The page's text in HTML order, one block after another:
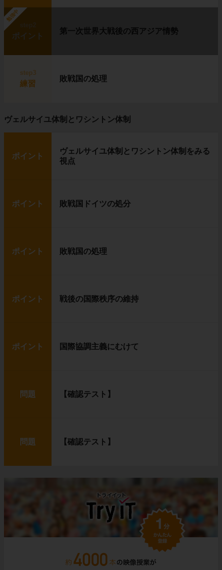
勉強中
ポイント
第一次世界大戦後の西アジア情勢
step3
練習
敗戦国の処理
ヴェルサイユ体制とワシントン体制
ポイント
ヴェルサイユ体制とワシントン体制をみる
視点
ポイント 敗戦国ドイツの処分
ポイント 敗戦国の処理
ポイント 戦後の国際秩序の維持
ポイント 国際協調主義にむけて
問題 【確認テスト】
問題 【確認テスト】